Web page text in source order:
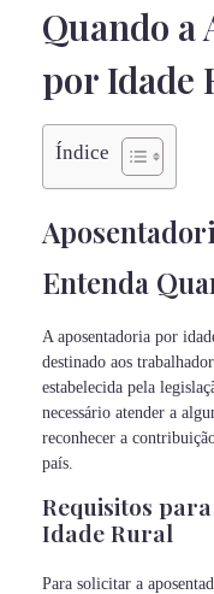
Quando a
por Idade
Índice
Entenda
A aposentadoria por
destinado aos
estabelecida pela
necessário atender a
reconhecer a
país.
Requisitos
Idade Rural
Para solicitar a